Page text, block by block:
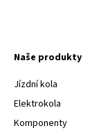
Naše produkty
Jízdní kola
Elektrokola
Komponenty